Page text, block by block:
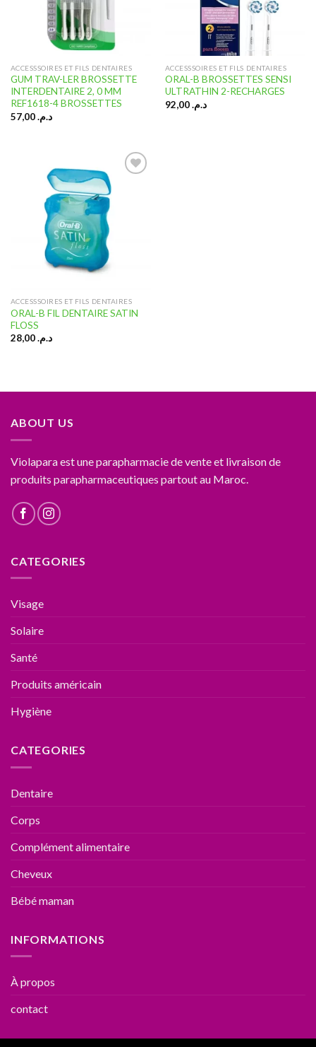
ACCESSSOIRES ET FILS DENTAIRES
GUM TRAV-LER BROSSETTE
INTERDENTAIRE 2, 0 MM
REF1618-4 BROSSETTES
د.م.57,00
ACCESSSOIRES ET FILS DENTAIRES
ORAL-B BROSSETTES SENSI
ULTRATHIN 2-RECHARGES
د.م.92,00
ACCESSSOIRES ET FILS DENTAIRES
ORAL-B FIL DENTAIRE SATIN
FLOSS
د.م.28,00
ABOUT US
Violapara est une parapharmacie de vente et livraison de
produits parapharmaceutiques partout au Maroc.
CATEGORIES
Visage
Solaire
Santé
Produits américain
Hygiène
CATEGORIES
Dentaire
Corps
Complément alimentaire
Cheveux
Bébé maman
INFORMATIONS
À propos
contact